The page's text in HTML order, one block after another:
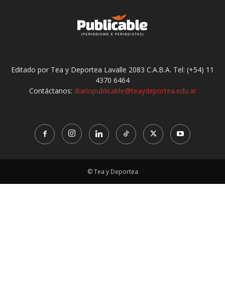
Editado por Tea y Deportea Lavalle 2083 C.A.B.A. Tel: (+54) 11
4370 6464
Contáctanos: diariopublicable@teaydeportea.edu.ar
© Tea y Deportea